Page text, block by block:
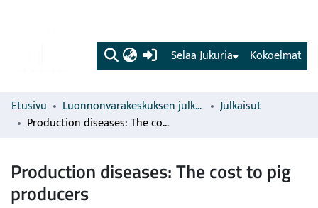
(current) Kokoelmat
Selaa Jukuria
Etusivu Luonnonvarakeskuksen julkaisut
Julkaisut
Production diseases: The cost to pig producers
Production diseases: The cost to pig
producers